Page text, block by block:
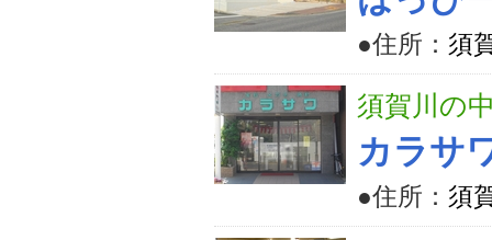
●住所： 須
須賀川の
カラサ
●住所： 須